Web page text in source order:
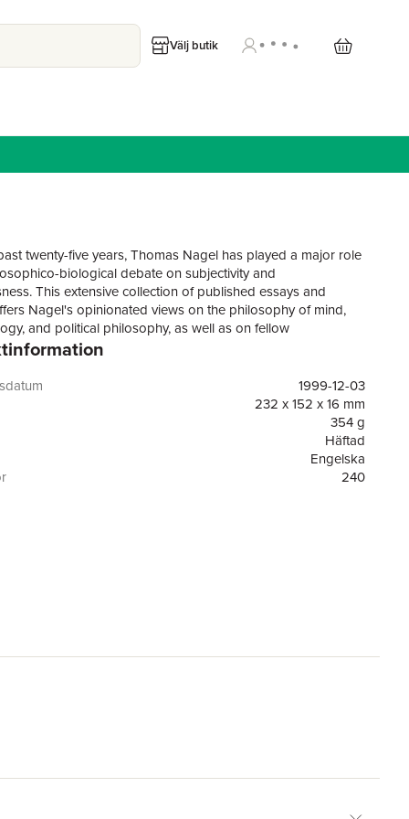
Välj butik
twenty-five years, Thomas Nagel has played a major role
biological debate on subjectivity and
This extensive collection of published essays and
Nagel's opinionated views on the philosophy of mind,
and political philosophy, as well as on fellow
like Freud, Wittgenstein, Rawls, Dennett, Chomsky, Searle,
1999-12-03
232 x 152 x 16 mm
354 g
Häftad
Engelska
240